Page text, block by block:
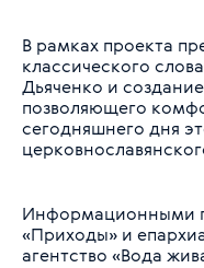
В рамках проекта
классического
Дьяченко и
позволяющего
сегодняшнего дня
Информационными
«Приходы» и
агентство «Вода